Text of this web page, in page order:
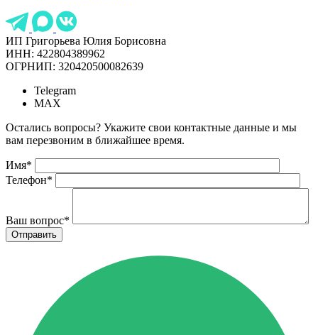
ИП Григорьева Юлия Борисовна
ИНН: 422804389962
ОГРНИП: 320420500082639
Telegram
MAX
Остались вопросы? Укажите свои контактные данные и мы
вам перезвоним в ближайшее время.
Имя*
Телефон*
Ваш вопрос*